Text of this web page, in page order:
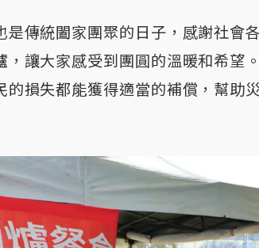
傳統闔家團聚的日子，感謝社會
讓大家感受到團圓的溫暖和希望
損失都能獲得適當的補償，幫助